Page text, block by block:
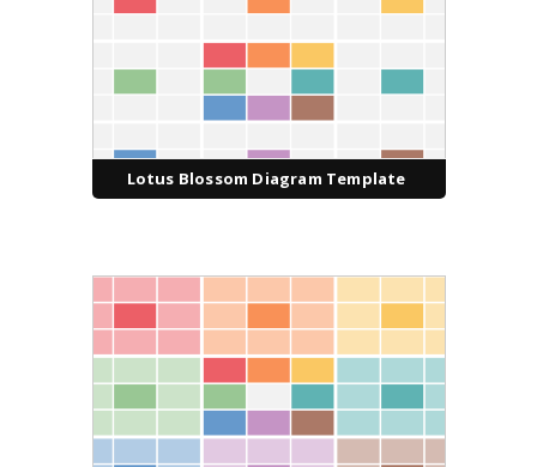
Lotus Blossom Diagram Template